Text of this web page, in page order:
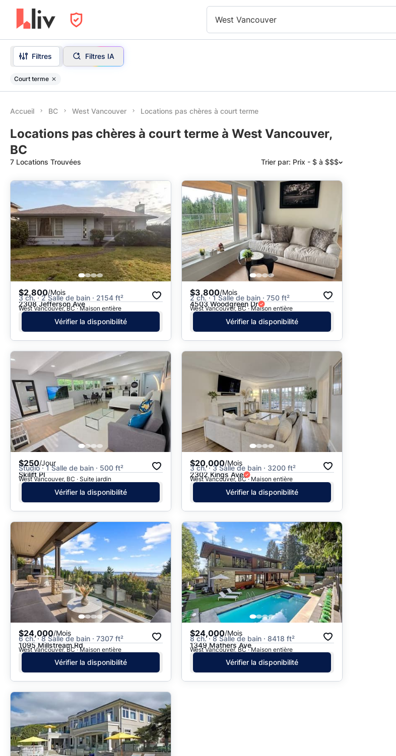
West Vancouver
Filtres Filtres IA
Court terme
Accueil BC West Vancouver Locations pas chères à court terme
Locations pas chères à court terme à West Vancouver,
BC
7 Locations Trouvées Trier par: Prix - $ à $$$
Suggéré
Date: les plus récents d’abord
Date: les plus anciens d’abord
Prix - $$$ à $
Prix - $ à $$$
$2,800/Mois
3 ch. · 2 Salle de bain · 2154 ft²
2308 Jefferson Ave
West Vancouver, BC · Maison entière
Vérifier la disponibilité
$3,800/Mois
2 ch. · 1 Salle de bain · 750 ft²
4503 Woodgreen Dr
West Vancouver, BC · Maison entière
Vérifier la disponibilité
$250/Jour
Studio · 1 Salle de bain · 500 ft²
Skilift Pl
West Vancouver, BC · Suite jardin
Vérifier la disponibilité
$20,000/Mois
3 ch. · 3 Salle de bain · 3200 ft²
2302 Kings Ave
West Vancouver, BC · Maison entière
Vérifier la disponibilité
$24,000/Mois
6 ch. · 8 Salle de bain · 7307 ft²
1095 Millstream Rd
West Vancouver, BC · Maison entière
Vérifier la disponibilité
$24,000/Mois
8 ch. · 8 Salle de bain · 8418 ft²
1349 Mathers Ave
West Vancouver, BC · Maison entière
Vérifier la disponibilité